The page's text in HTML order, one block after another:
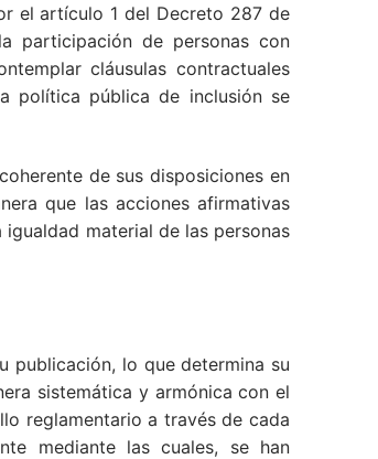
el artículo 1 del Decreto 287 de
participación de personas con
cláusulas contractuales
política pública de inclusión se
de sus disposiciones en
que las acciones afirmativas
material de las personas
publicación, lo que determina su
sistemática y armónica con el
reglamentario a través de cada
mediante las cuales, se han